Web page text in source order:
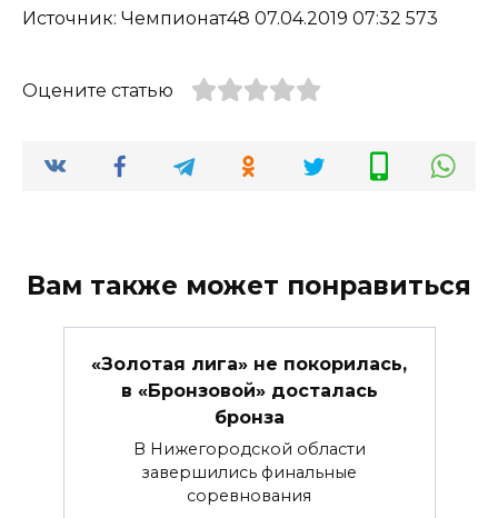
Источник: Чемпионат48 07.04.2019 07:32 573
Оцените статью
Вам также может понравиться
«Золотая лига» не покорилась,
в «Бронзовой» досталась
бронза
В Нижегородской области
завершились финальные
соревнования